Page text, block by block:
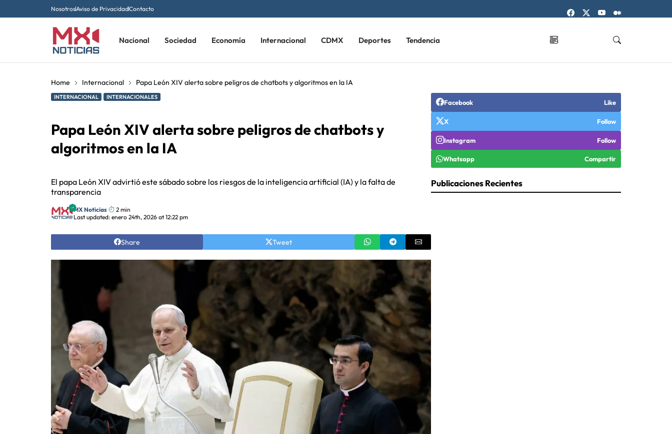
NosotrosAviso de PrivacidadContacto
Nacional Sociedad Economía Internacional CDMX Deportes Tendencia
Home Internacional Papa León XIV alerta sobre peligros de chatbots y algoritmos en la IA
INTERNACIONAL INTERNACIONALES
Papa León XIV alerta sobre peligros de chatbots y
algoritmos en la IA
El papa León XIV advirtió este sábado sobre los riesgos de la inteligencia artificial (IA) y la falta de
transparencia
MX Noticias
2 min
Last updated: enero 24th, 2026 at 12:22 pm
Share Tweet
Facebook Like
X Follow
Instagram Follow
Whatsapp Compartir
Publicaciones Recientes